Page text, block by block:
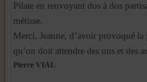
Pilate en renvoyant dos à dos
métisse.
Merci, Jeanne, d’avoir provoqué
qu’on doit attendre des uns et des
Pierre VIAL